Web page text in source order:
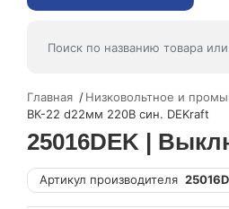
Главная Низковольтное и
ВК-22 d22мм 220В син. DEKraft
25016DEK |
Артикул производителя